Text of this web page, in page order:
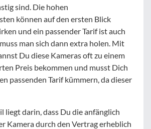
sind. Die hohen
können auf den ersten Blick
und ein passender Tarif ist auch
man sich dann extra holen. Mit
Du diese Kameras oft zu einem
Preis bekommen und musst Dich
passenden Tarif kümmern, da dieser
liegt darin, dass Du die anfänglich
Kamera durch den Vertrag erheblich